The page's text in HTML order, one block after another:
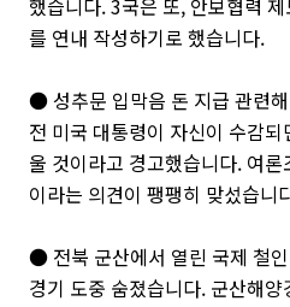
했습니다. 3국은 또, 안보협력
를 연내 작성하기로 했습니다.
● 성추문 입막음 돈 지급 관련
전 미국 대통령이 자신이 수감
울 것이라고 경고했습니다. 여
이라는 의견이 팽팽히 맞섰습니
● 전북 군산에서 열린 국제 철
경기 도중 숨졌습니다. 군산해